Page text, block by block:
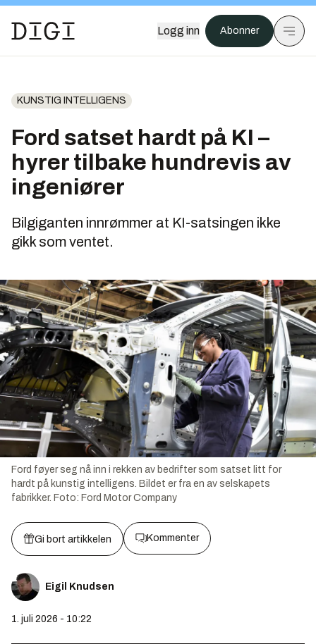
Logg inn Abonner
KUNSTIG INTELLIGENS
Ford satset hardt på KI –
hyrer tilbake hundrevis av
ingeniører
Bilgiganten innrømmer at KI-satsingen ikke
gikk som ventet.
Ford føyer seg nå inn i rekken av bedrifter som satset litt for
hardt på kunstig intelligens. Bildet er fra en av selskapets
fabrikker. Foto: Ford Motor Company
Gi bort artikkelen Kommenter
Eigil Knudsen
1. juli 2026 - 10:22